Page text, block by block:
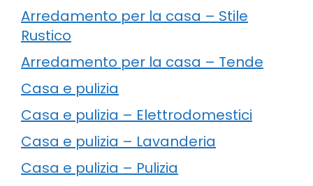
Arredamento per la casa – Stile
Rustico
Arredamento per la casa – Tende
Casa e pulizia
Casa e pulizia – Elettrodomestici
Casa e pulizia – Lavanderia
Casa e pulizia – Pulizia